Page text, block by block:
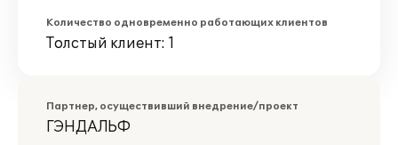
Количество одновременно работающих клиентов
Толстый клиент: 1
Партнер, осуществивший внедрение/проект
ГЭНДАЛЬФ